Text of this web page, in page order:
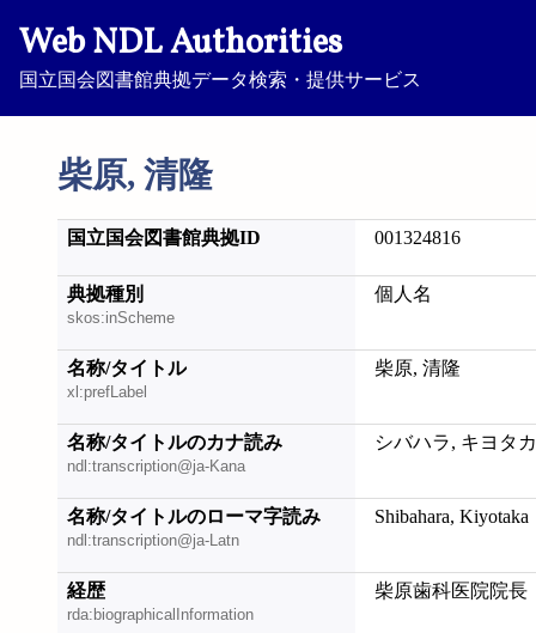
Web NDL Authorities
国立国会図書館典拠データ検索・提供サービス
柴原, 清隆
国立国会図書館典拠ID 001324816
典拠種別
skos:inScheme
個人名
名称/タイトル
xl:prefLabel
柴原, 清隆
名称/タイトルのカナ読み
ndl:transcription@ja-Kana
シバハラ, キヨタカ
名称/タイトルのローマ字読み
ndl:transcription@ja-Latn
Shibahara, Kiyotaka
経歴
rda:biographicalInformation
柴原歯科医院院長